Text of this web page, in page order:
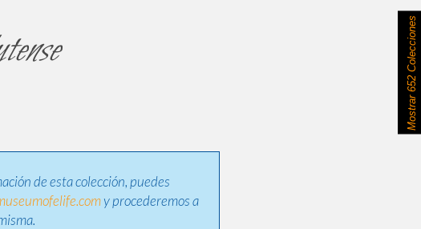
Mostrar
652 Colecciones
de esta colección, puedes
y procederemos a